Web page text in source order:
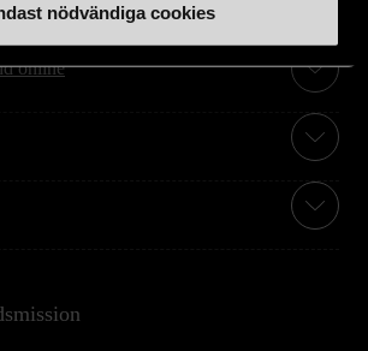
nödvändiga cookies
online